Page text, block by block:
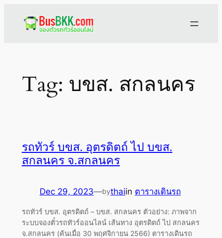
Tag: บขส. สกลนคร
รถทัวร์ บขส. อุตรดิตถ์ ไป บขส.
สกลนคร จ.สกลนคร
Dec 29, 2023—bythaiin ตารางเดินรถ
รถทัวร์ บขส. อุตรดิตถ์ – บขส. สกลนคร ตัวอย่าง: ภาพจาก
ระบบจองตั๋วรถทัวร์ออนไลน์ เส้นทาง อุตรดิตถ์ ไป สกลนคร
จ.สกลนคร (ค้นเมื่อ 30 พฤศจิกายน 2566) ตารางเดินรถ